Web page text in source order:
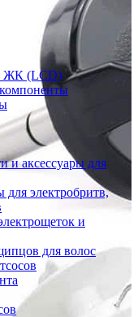
ЖК (LCD)
и аксессуары для
для электробритв,
и
для волос